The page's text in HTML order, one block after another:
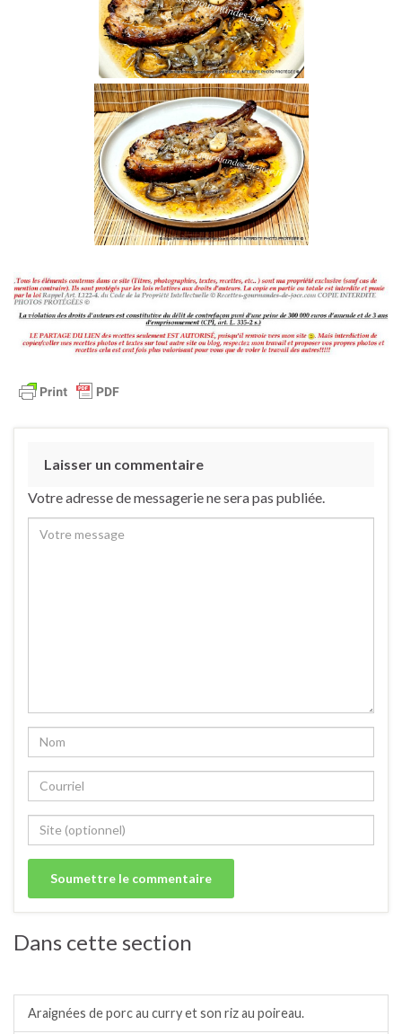
Laisser un commentaire
Votre adresse de messagerie ne sera pas publiée.
Dans cette section
Araignées de porc au curry et son riz au poireau.